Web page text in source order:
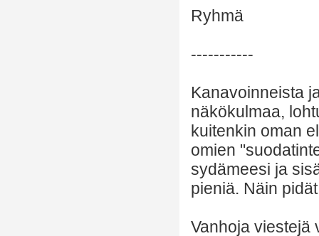
Ryhmä
-----------
Kanavoinneista
näkökulmaa,
kuitenkin oman
omien
sydämeesi ja
pieniä. Näin
Vanhoja viestejä